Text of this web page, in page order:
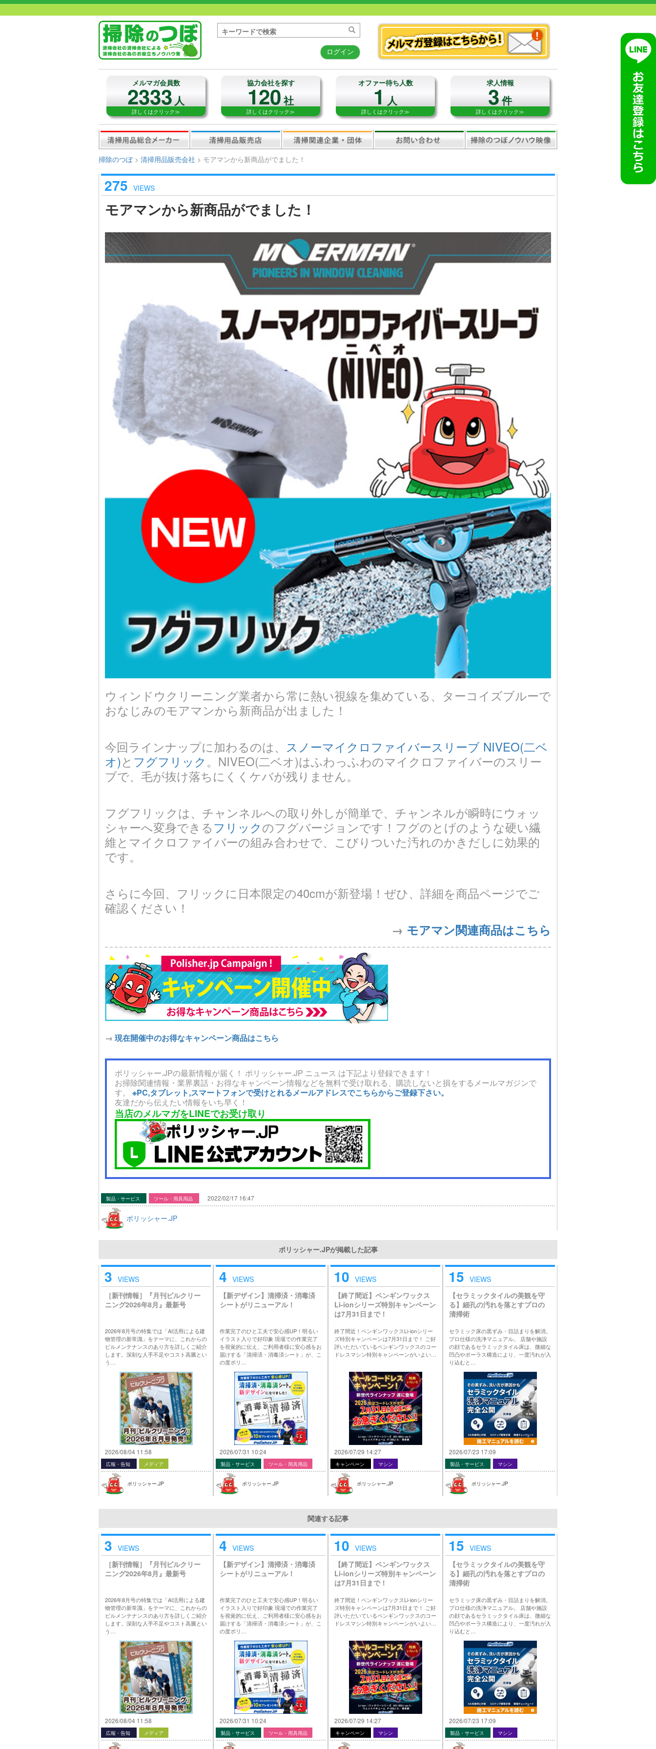
ログイン
メルマガ会員数
2333人
詳しくはクリック≫
協力会社を探す
120社
詳しくはクリック≫
オファー待ち人数
1人
詳しくはクリック≫
求人情報
3件
詳しくはクリック≫
掃除のつぼ> 清掃用品販売会社 > モアマンから新商品がでました！
275 VIEWS
モアマンから新商品がでました！
ウィンドウクリーニング業者から常に熱い視線を集めている、ターコイズブルーで
おなじみのモアマンから新商品が出ました！
今回ラインナップに加わるのは、
スノーマイクロファイバースリーブ NIVEO(二ベ
オ)と フグフリック 。NIVEO(二ベオ)はふわっふわのマイクロファイバーのスリー
ブで、毛が抜け落ちにくくケバが残りません。
フグフリックは、チャンネルへの取り外しが簡単で、チャンネルが瞬時にウォッ
シャーへ変身できるフリックのフグバージョンです！フグのとげのような硬い繊
維とマイクロファイバーの組み合わせで、こびりついた汚れのかきだしに効果的
です。
さらに今回、フリックに日本限定の40cmが新登場！ぜひ、詳細を商品ページでご
確認ください！
→ モアマン関連商品はこちら
→ 現在開催中のお得なキャンペーン商品はこちら
ポリッシャー.JPの最新情報が届く！ ポリッシャー.JP ニュース は下記より登録できます！
お掃除関連情報・業界裏話・お得なキャンペーン情報などを無料で受け取れる、購読しないと損をするメールマガジンで
す。 ※PC,タブレット,スマートフォンで受けとれるメールアドレスでこちらからご登録下さい。
友達だから伝えたい情報をいち早く！
当店のメルマガをLINEでお受け取り
製品・サービス ツール・用具用品 2022/02/17 16:47
ポリッシャー.JP
ポリッシャー.JPが掲載した記事
3 VIEWS
［新刊情報］『月刊ビルクリー
ニング2026年8月』最新号
2026年8月号の特集では「AI活用による建
物管理の新常識」をテーマに、これからの
ビルメンテナンスのあり方を詳しくご紹介
します。深刻な人手不足やコスト高騰とい
う…
2026/08/04 11:58
広報・告知 メディア
ポリッシャー.JP
4 VIEWS
【新デザイン】清掃済・消毒済
シートがリニューアル！
作業完了のひと工夫で安心感UP！明るい
イラスト入りで好印象 現場での作業完了
を視覚的に伝え、ご利用者様に安心感をお
届けする「清掃済・消毒済シート」が、こ
の度ポリ…
2026/07/31 10:24
製品・サービス ツール・用具用品
ポリッシャー.JP
10 VIEWS
【終了間近】ペンギンワックス
Li-ionシリーズ特別キャンペーン
は7月31日まで！
終了間近！ペンギンワックスLi-ionシリー
ズ特別キャンペーンは7月31日まで！ ご好
評いただいているペンギンワックスのコー
ドレスマシン特別キャンペーンがいよい…
2026/07/29 14:27
キャンペーン マシン
ポリッシャー.JP
15 VIEWS
【セラミックタイルの美観を守
る】細孔の汚れを落とすプロの
清掃術
セラミック床の黒ずみ・目詰まりを解消。
プロ仕様の洗浄マニュアル。 店舗や施設
の顔であるセラミックタイル床は、微細な
凹凸やポーラス構造により、一度汚れが入
り込むと…
2026/07/23 17:09
製品・サービス マシン
ポリッシャー.JP
関連する記事
3 VIEWS
［新刊情報］『月刊ビルクリー
ニング2026年8月』最新号
2026年8月号の特集では「AI活用による建
物管理の新常識」をテーマに、これからの
ビルメンテナンスのあり方を詳しくご紹介
します。深刻な人手不足やコスト高騰とい
う…
2026/08/04 11:58
広報・告知 メディア
4 VIEWS
【新デザイン】清掃済・消毒済
シートがリニューアル！
作業完了のひと工夫で安心感UP！明るい
イラスト入りで好印象 現場での作業完了
を視覚的に伝え、ご利用者様に安心感をお
届けする「清掃済・消毒済シート」が、こ
の度ポリ…
2026/07/31 10:24
製品・サービス ツール・用具用品
10 VIEWS
【終了間近】ペンギンワックス
Li-ionシリーズ特別キャンペーン
は7月31日まで！
終了間近！ペンギンワックスLi-ionシリー
ズ特別キャンペーンは7月31日まで！ ご好
評いただいているペンギンワックスのコー
ドレスマシン特別キャンペーンがいよい…
2026/07/29 14:27
キャンペーン マシン
15 VIEWS
【セラミックタイルの美観を守
る】細孔の汚れを落とすプロの
清掃術
セラミック床の黒ずみ・目詰まりを解消。
プロ仕様の洗浄マニュアル。 店舗や施設
の顔であるセラミックタイル床は、微細な
凹凸やポーラス構造により、一度汚れが入
り込むと…
2026/07/23 17:09
製品・サービス マシン